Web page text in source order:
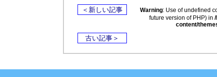
＜新しい記事 Warning: Use of undefined
future version of PHP) in
content/
古い記事＞